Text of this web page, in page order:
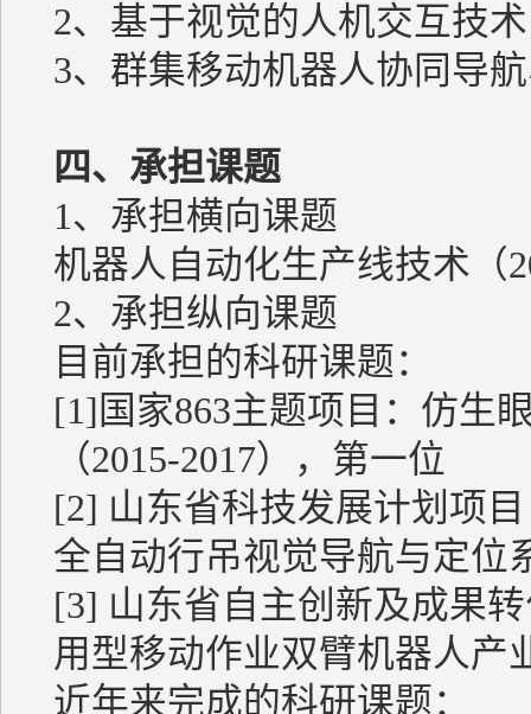
2、基于视觉的人机交互技术
3、群集移动机器人协同导
四、承担课题
1、承担横向课题
机器人自动化生产线技术（
2、承担纵向课题
目前承担的科研课题：
[1]国家863主题项目：仿生
（2015-2017），第一位
[2] 山东省科技发展计划项
全自动行吊视觉导航与定位
[3] 山东省自主创新及成果
用型移动作业双臂机器人产
近年来完成的科研课题：